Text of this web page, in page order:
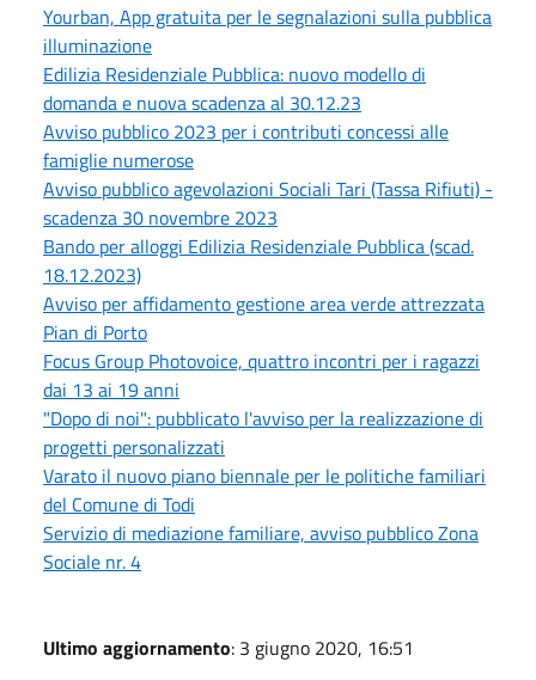
Yourban, App gratuita per le segnalazioni sulla pubblica
illuminazione
Edilizia Residenziale Pubblica: nuovo modello di
domanda e nuova scadenza al 30.12.23
Avviso pubblico 2023 per i contributi concessi alle
famiglie numerose
Avviso pubblico agevolazioni Sociali Tari (Tassa Rifiuti) -
scadenza 30 novembre 2023
Bando per alloggi Edilizia Residenziale Pubblica (scad.
18.12.2023)
Avviso per affidamento gestione area verde attrezzata
Pian di Porto
Focus Group Photovoice, quattro incontri per i ragazzi
dai 13 ai 19 anni
"Dopo di noi": pubblicato l'avviso per la realizzazione di
progetti personalizzati
Varato il nuovo piano biennale per le politiche familiari
del Comune di Todi
Servizio di mediazione familiare, avviso pubblico Zona
Sociale nr. 4
Ultimo aggiornamento: 3 giugno 2020, 16:51